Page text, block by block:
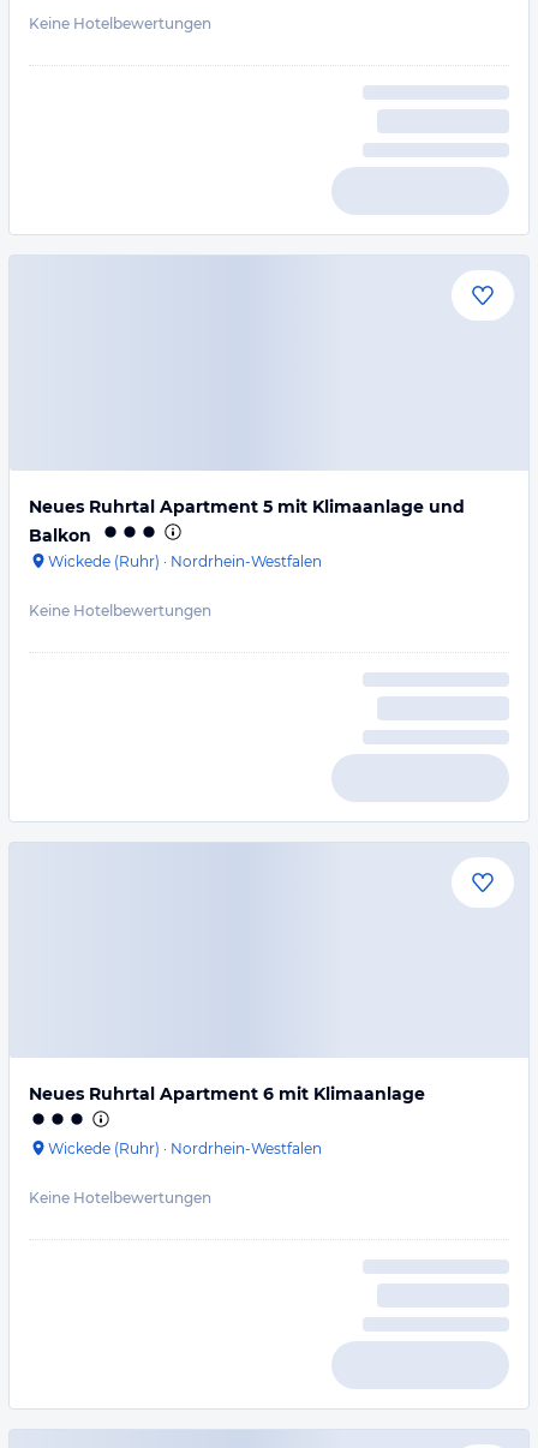
Keine Hotelbewertungen
Neues Ruhrtal Apartment 5 mit Klimaanlage und
Balkon
Wickede (Ruhr) · Nordrhein-Westfalen
Keine Hotelbewertungen
Neues Ruhrtal Apartment 6 mit Klimaanlage
Wickede (Ruhr) · Nordrhein-Westfalen
Keine Hotelbewertungen